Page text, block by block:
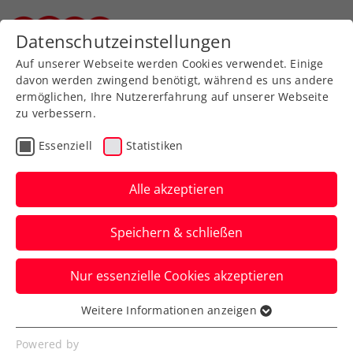
Aktuelle News
News filtern
Datenschutzeinstellungen
Auf unserer Webseite werden Cookies verwendet. Einige
davon werden zwingend benötigt, während es uns andere
ermöglichen, Ihre Nutzererfahrung auf unserer Webseite
zu verbessern.
Essenziell Statistiken
Alle akzeptieren
Speichern & schließen
Nur essenzielle Cookies akzeptieren
Essenziell
Essenzielle Cookies werden für grundlegende
Weitere Informationen anzeigen
Powered by